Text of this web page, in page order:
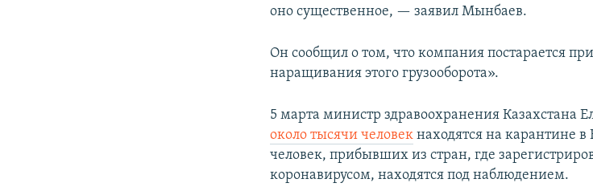
оно существенное, — заявил Мынбаев.
Он сообщил о том, что компания постарается
наращивания этого грузооборота».
5 марта министр здравоохранения Казахстана
около тысячи человек находятся на карантине
человек, прибывших из стран, где
коронавирусом, находятся под наблюдением.